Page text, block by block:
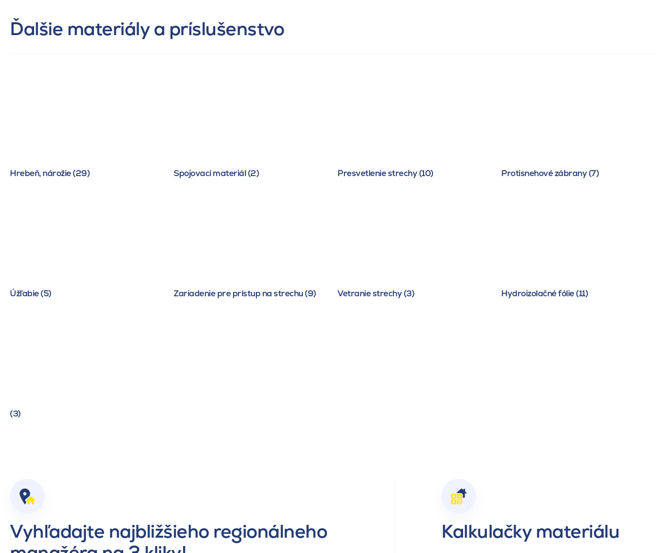
Ďalšie materiály a príslušenstvo
Hrebeň, nárožie (29) Spojovací materiál (2) Presvetlenie strechy (10) Protisnehové zábrany (7)
Úžľabie (5) Zariadenie pre prístup na strechu (9) Vetranie strechy (3) Hydroizolačné fólie (11)
(3)
Vyhľadajte najbližšieho regionálneho
Kalkulačky materiálu